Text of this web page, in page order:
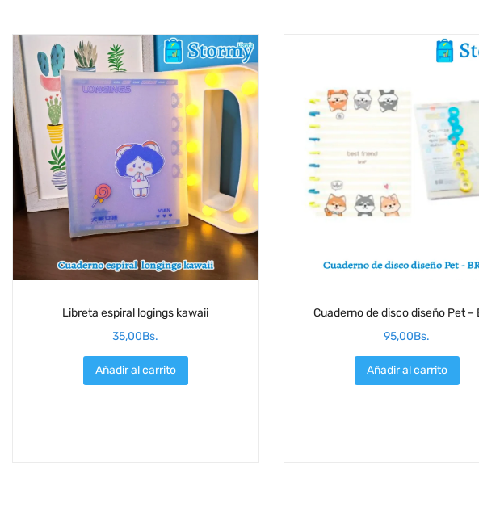
Libreta espiral logings kawaii
35,00Bs.
Añadir al carrito
Cuaderno de disco diseño Pet –
95,00Bs.
Añadir al carrito